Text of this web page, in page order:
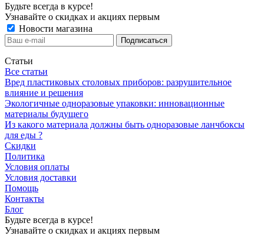
Будьте всегда в курсе!
Узнавайте о скидках и акциях первым
Новости магазина
Статьи
Все статьи
Вред пластиковых столовых приборов: разрушительное
влияние и решения
Экологичные одноразовые упаковки: инновационные
материалы будущего
Из какого материала должны быть одноразовые ланчбоксы
для еды ?
Скидки
Политика
Условия оплаты
Условия доставки
Помощь
Контакты
Блог
Будьте всегда в курсе!
Узнавайте о скидках и акциях первым